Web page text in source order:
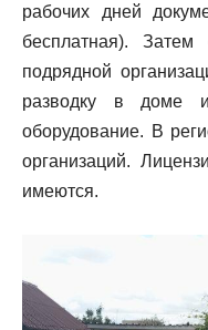
рабочих дней
бесплатная). Затем
подрядной
разводку в доме и
оборудование. В
организаций.
имеются.